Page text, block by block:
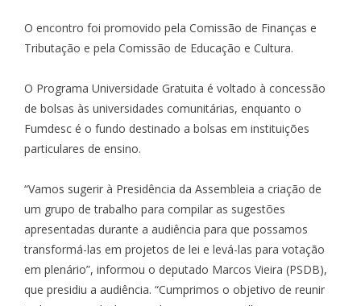
O encontro foi promovido pela Comissão de Finanças e
Tributação e pela Comissão de Educação e Cultura.
O Programa Universidade Gratuita é voltado à concessão
de bolsas às universidades comunitárias, enquanto o
Fumdesc é o fundo destinado a bolsas em instituições
particulares de ensino.
“Vamos sugerir à Presidência da Assembleia a criação de
um grupo de trabalho para compilar as sugestões
apresentadas durante a audiência para que possamos
transformá-las em projetos de lei e levá-las para votação
em plenário”, informou o deputado Marcos Vieira (PSDB),
que presidiu a audiência. “Cumprimos o objetivo de reunir